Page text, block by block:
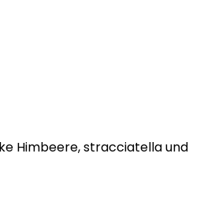
Himbeere, stracciatella und